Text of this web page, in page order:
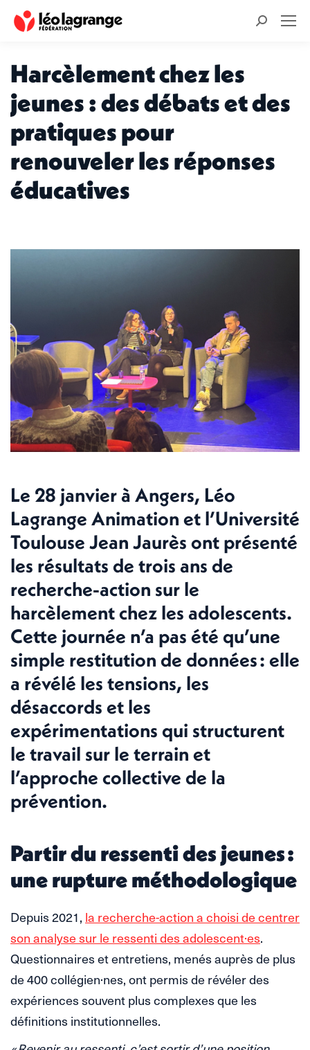
Recherche
Harcèlement chez les
jeunes : des débats et des
pratiques pour
renouveler les réponses
éducatives
Le 28 janvier à Angers, Léo
Lagrange Animation et l’Université
Toulouse Jean Jaurès ont présenté
les résultats de trois ans de
recherche-action sur le
harcèlement chez les adolescents.
Cette journée n’a pas été qu’une
simple restitution de données : elle
a révélé les tensions, les
désaccords et les
expérimentations qui structurent
le travail sur le terrain et
l’approche collective de la
prévention.
Partir du ressenti des jeunes :
une rupture méthodologique
Depuis 2021, la recherche-action a choisi de centrer
son analyse sur le ressenti des adolescent·es.
Questionnaires et entretiens, menés auprès de plus
de 400 collégien·nes, ont permis de révéler des
expériences souvent plus complexes que les
définitions institutionnelles.